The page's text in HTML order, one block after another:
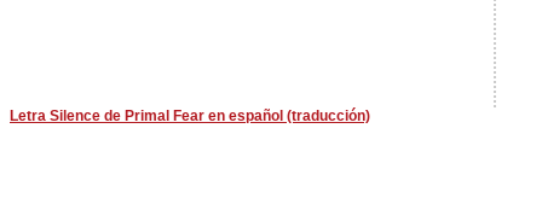
Letra Silence de Primal Fear en español (traducción)